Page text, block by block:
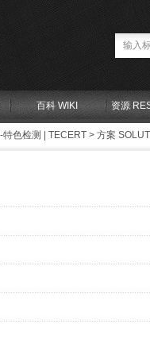
百科 WIKI 资源
色检测 | TECERT > 方案